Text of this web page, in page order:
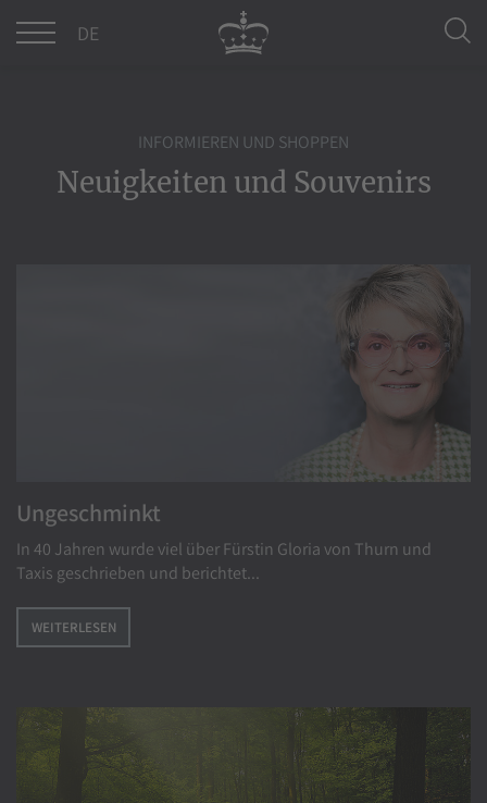
DE
INFORMIEREN UND SHOPPEN
Neuigkeiten und Souvenirs
Ungeschminkt
In 40 Jahren wurde viel über Fürstin Gloria von Thurn und
Taxis geschrieben und berichtet...
WEITERLESEN